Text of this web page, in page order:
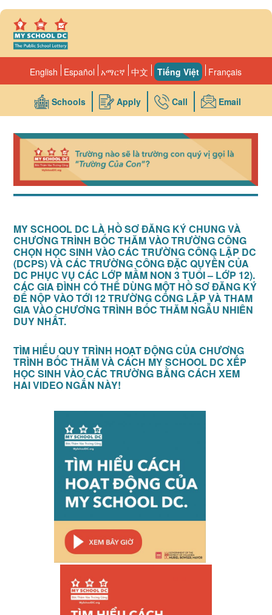
Français
Tiếng Việt
中文
አማርኛ
Español
English
Email
Call
Apply
Schools
MY SCHOOL DC LÀ HỒ SƠ ĐĂNG KÝ CHUNG VÀ
CHƯƠNG TRÌNH BỐC THĂM VÀO TRƯỜNG CÔNG
CHỌN HỌC SINH VÀO CÁC TRƯỜNG CÔNG LẬP DC
(DCPS) VÀ CÁC TRƯỜNG CÔNG ĐẶC QUYỀN CỦA
DC PHỤC VỤ CÁC LỚP MẦM NON 3 TUỔI – LỚP 12).
CÁC GIA ĐÌNH CÓ THỂ DÙNG MỘT HỒ SƠ ĐĂNG KÝ
ĐỂ NỘP VÀO TỚI 12 TRƯỜNG CÔNG LẬP VÀ THAM
GIA VÀO CHƯƠNG TRÌNH BỐC THĂM NGẪU NHIÊN
DUY NHẤT.
TÌM HIỂU QUY TRÌNH HOẠT ĐỘNG CỦA CHƯƠNG
TRÌNH BỐC THĂM VÀ CÁCH MY SCHOOL DC XẾP
HỌC SINH VÀO CÁC TRƯỜNG BẰNG CÁCH XEM
HAI VIDEO NGẮN NÀY!